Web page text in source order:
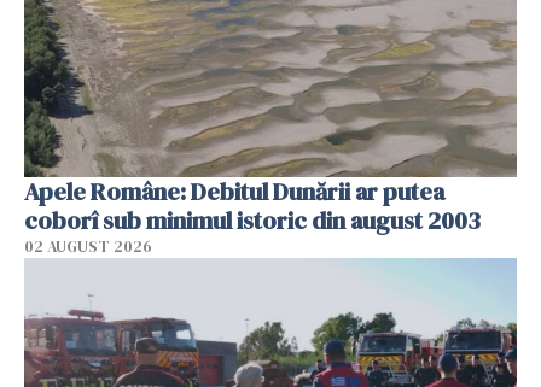
Apele Române: Debitul Dunării ar putea
coborî sub minimul istoric din august 2003
02 AUGUST 2026